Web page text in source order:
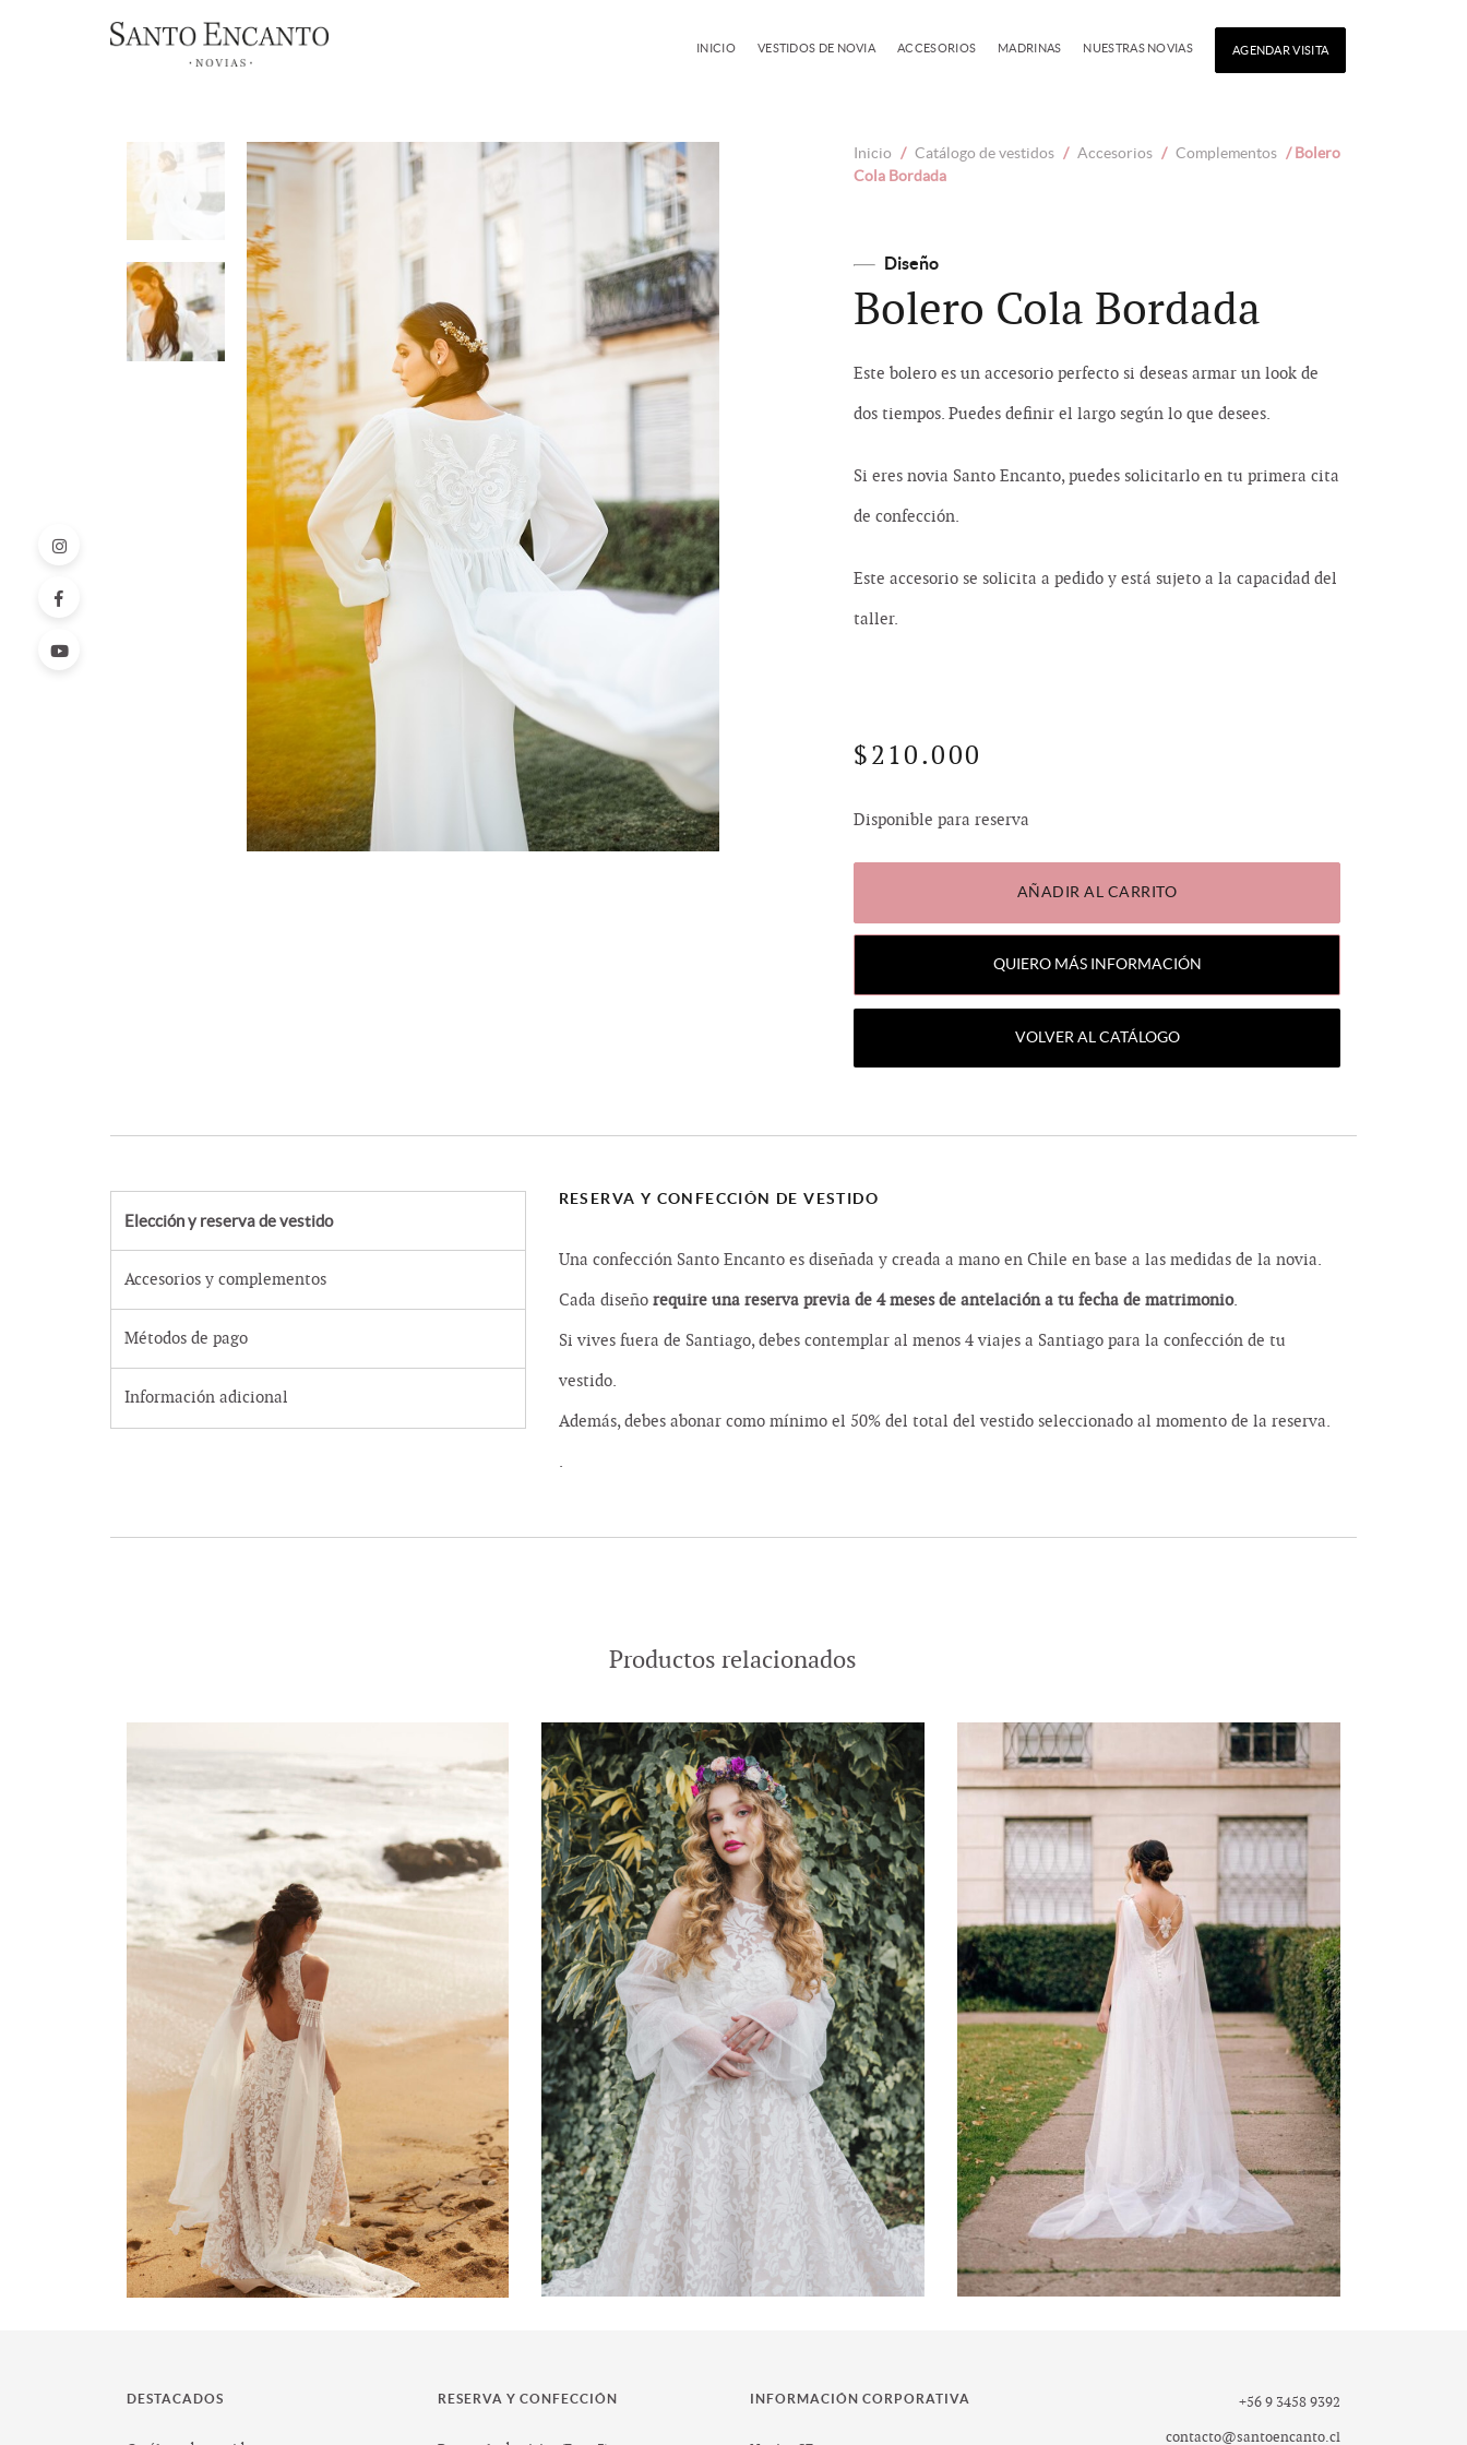
INICIO VESTIDOS DE NOVIA ACCESORIOS MADRINAS NUESTRAS NOVIAS AGENDAR VISITA
Inicio / Catálogo de vestidos / Accesorios / Complementos / Bolero
Cola Bordada
Diseño
Bolero Cola Bordada
Este bolero es un accesorio perfecto si deseas armar un look de
dos tiempos. Puedes definir el largo según lo que desees.
Si eres novia Santo Encanto, puedes solicitarlo en tu primera cita
de confección.
Este accesorio se solicita a pedido y está sujeto a la capacidad del
taller.
$210.000
Disponible para reserva
AÑADIR AL CARRITO
QUIERO MÁS INFORMACIÓN
VOLVER AL CATÁLOGO
Elección y reserva de vestido
Accesorios y complementos
Métodos de pago
Información adicional
RESERVA Y CONFECCIÓN DE VESTIDO
Una confección Santo Encanto es diseñada y creada a mano en Chile en base a las medidas de la novia.
Cada diseño require una reserva previa de 4 meses de antelación a tu fecha de matrimonio.
Si vives fuera de Santiago, debes contemplar al menos 4 viajes a Santiago para la confección de tu
vestido.
Además, debes abonar como mínimo el 50% del total del vestido seleccionado al momento de la reserva.
.
Productos relacionados
- -
DESTACADOS RESERVA Y CONFECCIÓN INFORMACIÓN CORPORATIVA
+56 9 3458 9392
contacto@santoencanto.cl